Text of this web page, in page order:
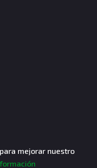
reservados.
mejorar nuestro